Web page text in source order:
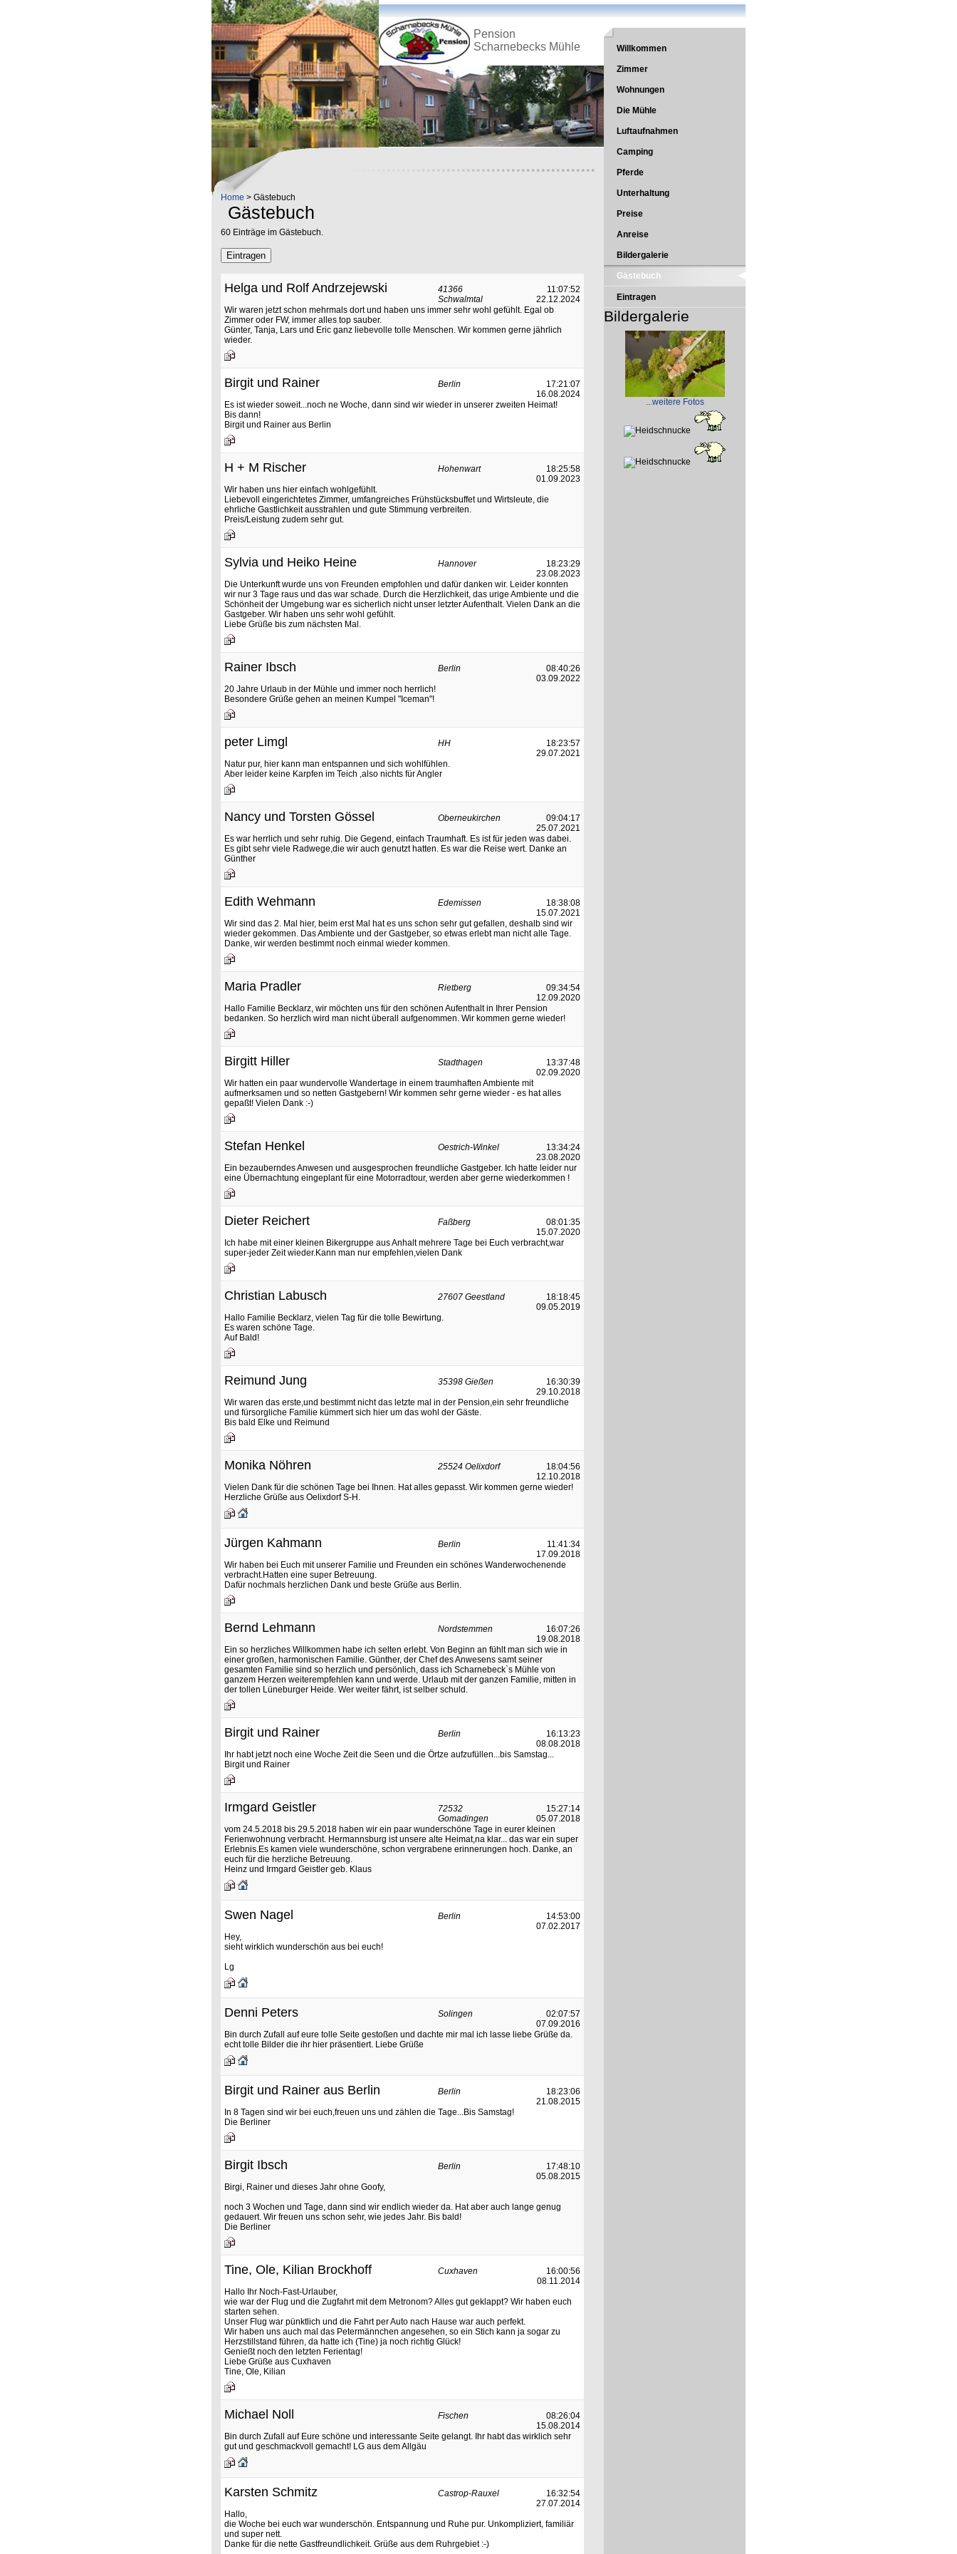
Pension
Scharnebecks Mühle
Home > Gästebuch
Gästebuch
60 Einträge im Gästebuch.
Helga und Rolf Andrzejewski
41366
Schwalmtal
11:07:52
22.12.2024
Wir waren jetzt schon mehrmals dort und haben uns immer sehr wohl gefühlt. Egal ob
Zimmer oder FW, immer alles top sauber.
Günter, Tanja, Lars und Eric ganz liebevolle tolle Menschen. Wir kommen gerne jährlich
wieder.
Birgit und Rainer Berlin
17:21:07
16.08.2024
Es ist wieder soweit...noch ne Woche, dann sind wir wieder in unserer zweiten Heimat!
Bis dann!
Birgit und Rainer aus Berlin
H + M Rischer Hohenwart
18:25:58
01.09.2023
Wir haben uns hier einfach wohlgefühlt.
Liebevoll eingerichtetes Zimmer, umfangreiches Frühstücksbuffet und Wirtsleute, die
ehrliche Gastlichkeit ausstrahlen und gute Stimmung verbreiten.
Preis/Leistung zudem sehr gut.
Sylvia und Heiko Heine Hannover
18:23:29
23.08.2023
Die Unterkunft wurde uns von Freunden empfohlen und dafür danken wir. Leider konnten
wir nur 3 Tage raus und das war schade. Durch die Herzlichkeit, das urige Ambiente und die
Schönheit der Umgebung war es sicherlich nicht unser letzter Aufenthalt. Vielen Dank an die
Gastgeber. Wir haben uns sehr wohl gefühlt.
Liebe Grüße bis zum nächsten Mal.
Rainer Ibsch Berlin
08:40:26
03.09.2022
20 Jahre Urlaub in der Mühle und immer noch herrlich!
Besondere Grüße gehen an meinen Kumpel "Iceman"!
peter Limgl HH
18:23:57
29.07.2021
Natur pur, hier kann man entspannen und sich wohlfühlen.
Aber leider keine Karpfen im Teich ,also nichts für Angler
Nancy und Torsten Gössel Oberneukirchen
09:04:17
25.07.2021
Es war herrlich und sehr ruhig. Die Gegend, einfach Traumhaft. Es ist für jeden was dabei.
Es gibt sehr viele Radwege,die wir auch genutzt hatten. Es war die Reise wert. Danke an
Günther
Edith Wehmann Edemissen
18:38:08
15.07.2021
Wir sind das 2. Mal hier, beim erst Mal hat es uns schon sehr gut gefallen, deshalb sind wir
wieder gekommen. Das Ambiente und der Gastgeber, so etwas erlebt man nicht alle Tage.
Danke, wir werden bestimmt noch einmal wieder kommen.
Maria Pradler Rietberg
09:34:54
12.09.2020
Hallo Familie Becklarz, wir möchten uns für den schönen Aufenthalt in Ihrer Pension
bedanken. So herzlich wird man nicht überall aufgenommen. Wir kommen gerne wieder!
Birgitt Hiller Stadthagen
13:37:48
02.09.2020
Wir hatten ein paar wundervolle Wandertage in einem traumhaften Ambiente mit
aufmerksamen und so netten Gastgebern! Wir kommen sehr gerne wieder - es hat alles
gepaßt! Vielen Dank :-)
Stefan Henkel Oestrich-Winkel
13:34:24
23.08.2020
Ein bezauberndes Anwesen und ausgesprochen freundliche Gastgeber. Ich hatte leider nur
eine Übernachtung eingeplant für eine Motorradtour, werden aber gerne wiederkommen !
Dieter Reichert Faßberg
08:01:35
15.07.2020
Ich habe mit einer kleinen Bikergruppe aus Anhalt mehrere Tage bei Euch verbracht,war
super-jeder Zeit wieder.Kann man nur empfehlen,vielen Dank
Christian Labusch 27607 Geestland
18:18:45
09.05.2019
Hallo Familie Becklarz, vielen Tag für die tolle Bewirtung.
Es waren schöne Tage.
Auf Bald!
Reimund Jung 35398 Gießen
16:30:39
29.10.2018
Wir waren das erste,und bestimmt nicht das letzte mal in der Pension,ein sehr freundliche
und fürsorgliche Familie kümmert sich hier um das wohl der Gäste.
Bis bald Elke und Reimund
Monika Nöhren 25524 Oelixdorf
18:04:56
12.10.2018
Vielen Dank für die schönen Tage bei Ihnen. Hat alles gepasst. Wir kommen gerne wieder!
Herzliche Grüße aus Oelixdorf S-H.
Jürgen Kahmann Berlin
11:41:34
17.09.2018
Wir haben bei Euch mit unserer Familie und Freunden ein schönes Wanderwochenende
verbracht.Hatten eine super Betreuung.
Dafür nochmals herzlichen Dank und beste Grüße aus Berlin.
Bernd Lehmann Nordstemmen
16:07:26
19.08.2018
Ein so herzliches Willkommen habe ich selten erlebt. Von Beginn an fühlt man sich wie in
einer großen, harmonischen Familie. Günther, der Chef des Anwesens samt seiner
gesamten Familie sind so herzlich und persönlich, dass ich Scharnebeck`s Mühle von
ganzem Herzen weiterempfehlen kann und werde. Urlaub mit der ganzen Familie, mitten in
der tollen Lüneburger Heide. Wer weiter fährt, ist selber schuld.
Birgit und Rainer Berlin
16:13:23
08.08.2018
Ihr habt jetzt noch eine Woche Zeit die Seen und die Örtze aufzufüllen...bis Samstag...
Birgit und Rainer
Irmgard Geistler
72532
Gomadingen
15:27:14
05.07.2018
vom 24.5.2018 bis 29.5.2018 haben wir ein paar wunderschöne Tage in eurer kleinen
Ferienwohnung verbracht. Hermannsburg ist unsere alte Heimat,na klar... das war ein super
Erlebnis.Es kamen viele wunderschöne, schon vergrabene erinnerungen hoch. Danke, an
euch für die herzliche Betreuung.
Heinz und Irmgard Geistler geb. Klaus
Swen Nagel Berlin
14:53:00
07.02.2017
Hey,
sieht wirklich wunderschön aus bei euch!
Lg
Denni Peters Solingen
02:07:57
07.09.2016
Bin durch Zufall auf eure tolle Seite gestoßen und dachte mir mal ich lasse liebe Grüße da.
echt tolle Bilder die ihr hier präsentiert. Liebe Grüße
Birgit und Rainer aus Berlin Berlin
18:23:06
21.08.2015
In 8 Tagen sind wir bei euch,freuen uns und zählen die Tage...Bis Samstag!
Die Berliner
Birgit Ibsch Berlin
17:48:10
05.08.2015
Birgi, Rainer und dieses Jahr ohne Goofy,
noch 3 Wochen und Tage, dann sind wir endlich wieder da. Hat aber auch lange genug
gedauert. Wir freuen uns schon sehr, wie jedes Jahr. Bis bald!
Die Berliner
Tine, Ole, Kilian Brockhoff Cuxhaven
16:00:56
08.11.2014
Hallo Ihr Noch-Fast-Urlauber,
wie war der Flug und die Zugfahrt mit dem Metronom? Alles gut geklappt? Wir haben euch
starten sehen.
Unser Flug war pünktlich und die Fahrt per Auto nach Hause war auch perfekt.
Wir haben uns auch mal das Petermännchen angesehen, so ein Stich kann ja sogar zu
Herzstillstand führen, da hatte ich (Tine) ja noch richtig Glück!
Genießt noch den letzten Ferientag!
Liebe Grüße aus Cuxhaven
Tine, Ole, Kilian
Michael Noll Fischen
08:26:04
15.08.2014
Bin durch Zufall auf Eure schöne und interessante Seite gelangt. Ihr habt das wirklich sehr
gut und geschmackvoll gemacht! LG aus dem Allgäu
Karsten Schmitz Castrop-Rauxel
16:32:54
27.07.2014
Hallo,
die Woche bei euch war wunderschön. Entspannung und Ruhe pur. Unkompliziert, familiär
und super nett.
Danke für die nette Gastfreundlichkeit. Grüße aus dem Ruhrgebiet :-)
Willkommen
Zimmer
Wohnungen
Die Mühle
Luftaufnahmen
Camping
Pferde
Unterhaltung
Preise
Anreise
Bildergalerie
Gästebuch
Eintragen
Bildergalerie
...weitere Fotos